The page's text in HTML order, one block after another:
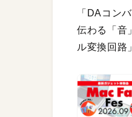
「DAコン
伝わる「音
ル変換回路